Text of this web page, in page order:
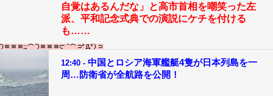
自覚はあるんだな」と高市首相を嘲笑った左
派、平和記念式典での演説にケチを付ける
も……
12:40 - 中国とロシア海軍艦艇4隻が日本列島を一
周…防衛省が全航路を公開！